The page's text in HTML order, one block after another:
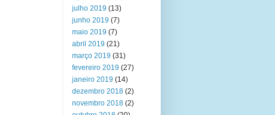
julho 2019 (13)
junho 2019 (7)
maio 2019 (7)
abril 2019 (21)
março 2019 (31)
fevereiro 2019 (27)
janeiro 2019 (14)
dezembro 2018 (2)
novembro 2018 (2)